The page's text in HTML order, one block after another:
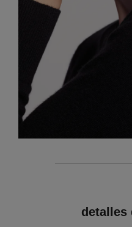
detalles